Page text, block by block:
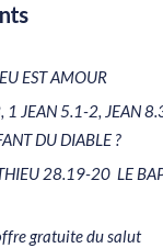
EST AMOUR
1 JEAN 5.1-2, JEAN
DU DIABLE ?
28.19-20 LE
gratuite du salut